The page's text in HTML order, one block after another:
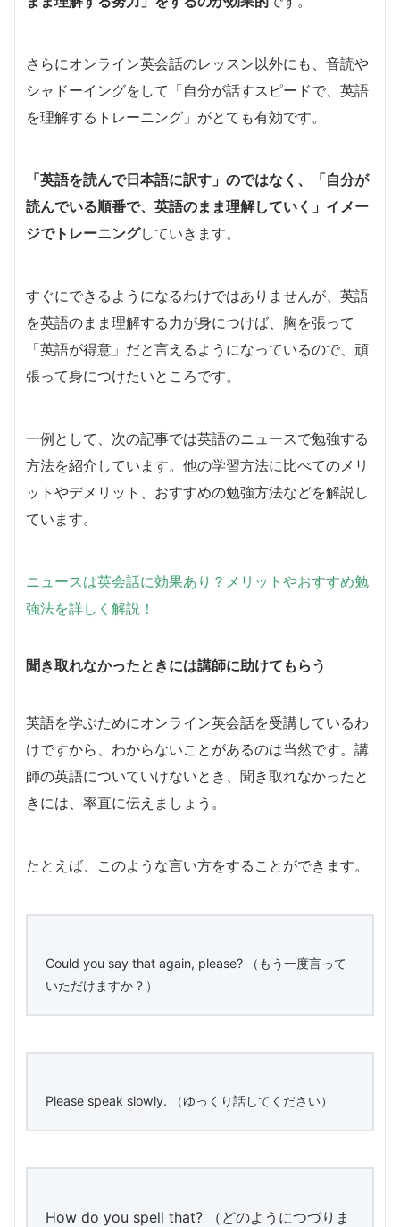
さらにオンライン英会話のレッスン以外にも、音読や
シャドーイングをして「自分が話すスピードで、英語
を理解するトレーニング」がとても有効です。
「英語を読んで日本語に訳す」のではなく、「自分が
読んでいる順番で、英語のまま理解していく」イメー
ジでトレーニングしていきます。
すぐにできるようになるわけではありませんが、英語
を英語のまま理解する力が身につけば、胸を張って
「英語が得意」だと言えるようになっているので、頑
張って身につけたいところです。
一例として、次の記事では英語のニュースで勉強する
方法を紹介しています。他の学習方法に比べてのメリ
ットやデメリット、おすすめの勉強方法などを解説し
ています。
ニュースは英会話に効果あり？メリットやおすすめ勉
強法を詳しく解説！
聞き取れなかったときには講師に助けてもらう
英語を学ぶためにオンライン英会話を受講しているわ
けですから、わからないことがあるのは当然です。講
師の英語についていけないとき、聞き取れなかったと
きには、率直に伝えましょう。
たとえば、このような言い方をすることができます。
Could you say that again, please? （もう一度言って
いただけますか？）
Please speak slowly. （ゆっくり話してください）
How do you spell that? （どのようにつづりま